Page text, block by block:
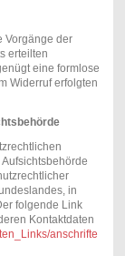
Vorgänge der
erteilten
eine formlose
Widerruf erfolgten
in
folgende Link
Kontaktdaten
anschrifte